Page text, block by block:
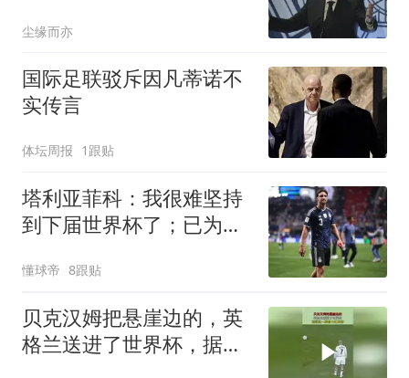
尘缘而亦
国际足联驳斥因凡蒂诺不
实传言
体坛周报 1跟贴
塔利亚菲科：我很难坚持
到下届世界杯了；已为阿
懂球帝 8跟贴
贝克汉姆把悬崖边的，英
格兰送进了世界杯，据说